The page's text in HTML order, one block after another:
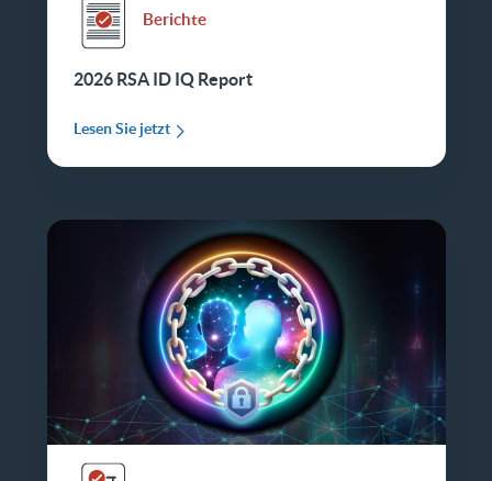
Berichte
2026 RSA ID IQ Report
Lesen Sie jetzt